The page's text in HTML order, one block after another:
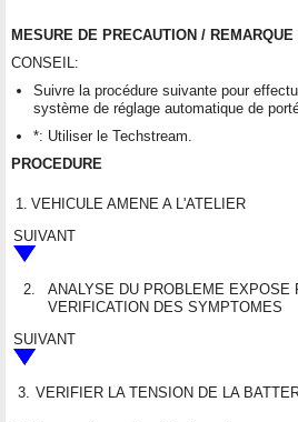
MESURE DE PRECAUTION /
CONSEIL:
Suivre la procédure suivante pour
système de réglage automatique de
*: Utiliser le Techstream.
PROCEDURE
1. VEHICULE AMENE A L'ATELIER
SUIVANT
2.
ANALYSE DU PROBLEME EXPOSE
VERIFICATION DES SYMPTOMES
SUIVANT
3. VERIFIER LA TENSION DE LA